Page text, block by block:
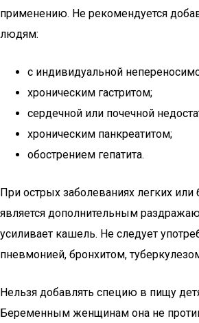
применению. Не рекомендуется
людям:
с индивидуальной
хроническим гастритом;
сердечной или почечной
хроническим панкреатитом;
обострением гепатита.
При острых заболеваниях легких или
является дополнительным
усиливает кашель. Не следует
пневмонией, бронхитом,
Нельзя добавлять специю в пищу
Беременным женщинам она не